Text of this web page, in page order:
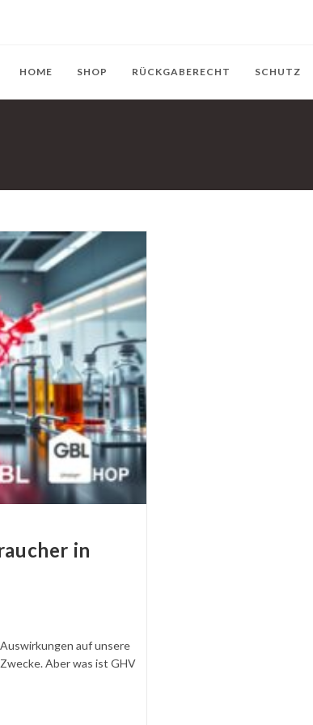
HOME SHOP RÜCKGABERECHT SCHUTZ
in
auf unsere
Aber was ist GHV